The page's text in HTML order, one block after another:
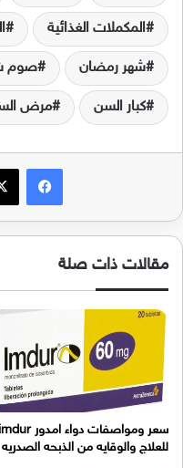
المكملات الغذائية
شهر رمضان صوم
كبار السن مرض
مقالات ذات صلة
سعر ومواصفات دواء امدور imdur
للعلاج والوقايه من الذبحه الصدريه